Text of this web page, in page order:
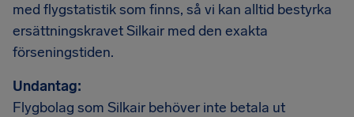
med flygstatistik som finns, så vi kan alltid bestyrka
ersättningskravet Silkair med den exakta
förseningstiden.
Undantag:
Flygbolag som Silkair behöver inte betala ut